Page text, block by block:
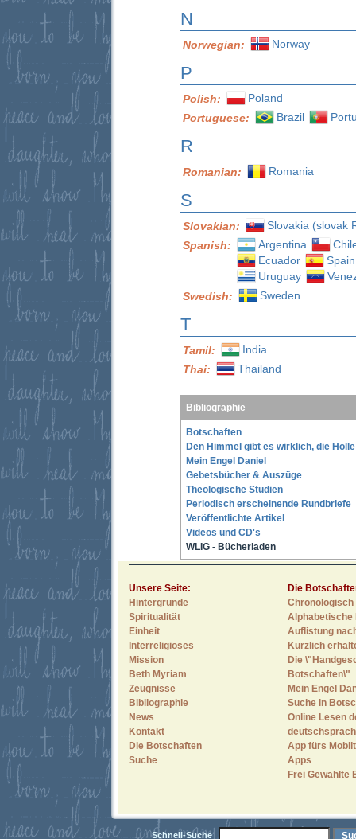
N
Norwegian: Norway
P
Polish:
Poland
Portuguese:
Brazil
R
Romanian: Romania
S
Slovakian:
Slovakia (slovak
Spanish:
Argentina
Ecuador
Spain
Uruguay
Swedish:
Sweden
T
Tamil:
India
Thai:
Thailand
Bibliographie
Botschaften
Den Himmel gibt es wirklich, die
Mein Engel Daniel
Gebetsbücher & Auszüge
Theologische Studien
Periodisch erscheinende Rundbriefe
Veröffentlichte Artikel
Videos und CD's
WLIG - Bücherladen
Unsere Seite:
Hintergründe
Spiritualität
Einheit
Interreligiöses
Mission
Beth Myriam
Zeugnisse
Bibliographie
News
Kontakt
Die Botschaften
Suche
Die
Alphabetische
Auflistung
Kürzlich
Die
Botschaften\"
Mein Engel
Suche in
Online Lesen
App fürs
Apps
Frei Gewählte
Schnell-Suche